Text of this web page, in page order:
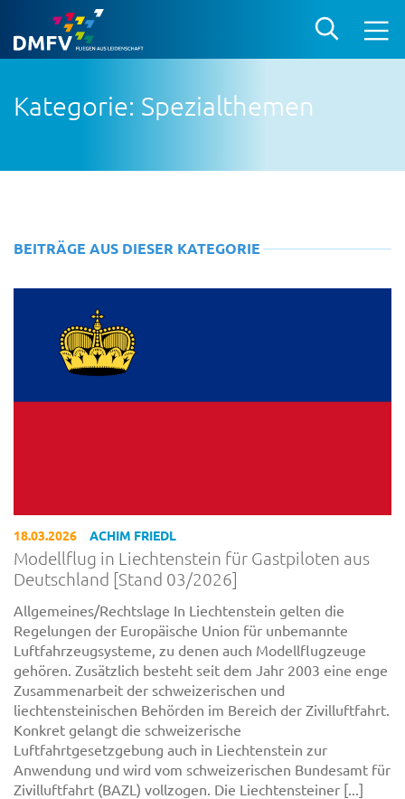
Kategorie: Spezialthemen
BEITRÄGE AUS DIESER KATEGORIE
18.03.2026 ACHIM FRIEDL
Modellflug in Liechtenstein für Gastpiloten aus
Deutschland [Stand 03/2026]
Allgemeines/Rechtslage In Liechtenstein gelten die
Regelungen der Europäische Union für unbemannte
Luftfahrzeugsysteme, zu denen auch Modellflugzeuge
gehören. Zusätzlich besteht seit dem Jahr 2003 eine enge
Zusammenarbeit der schweizerischen und
liechtensteinischen Behörden im Bereich der Zivilluftfahrt.
Konkret gelangt die schweizerische
Luftfahrtgesetzgebung auch in Liechtenstein zur
Anwendung und wird vom schweizerischen Bundesamt für
Zivilluftfahrt (BAZL) vollzogen. Die Liechtensteiner [...]